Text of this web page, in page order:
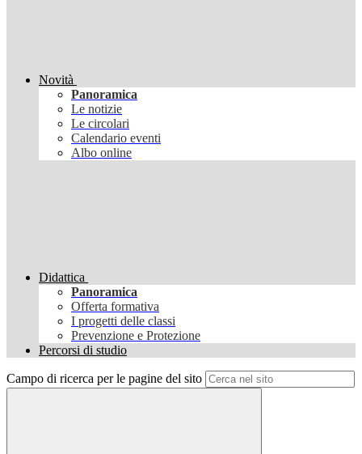
Novità
Panoramica
Le notizie
Le circolari
Calendario eventi
Albo online
Didattica
Panoramica
Offerta formativa
I progetti delle classi
Prevenzione e Protezione
Percorsi di studio
Campo di ricerca per le pagine del sito